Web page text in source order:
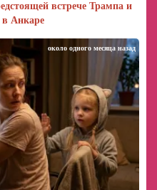
встрече Трампа и
в Анкаре
около одного месяца назад